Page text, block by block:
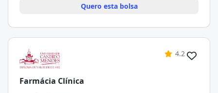
Quero esta bolsa
4.2
Farmácia Clínica